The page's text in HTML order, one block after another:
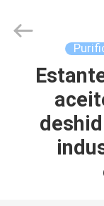
HOGAR
Purifier
Manufacture